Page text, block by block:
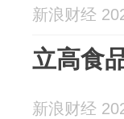
新浪财经
立高食
新浪财经